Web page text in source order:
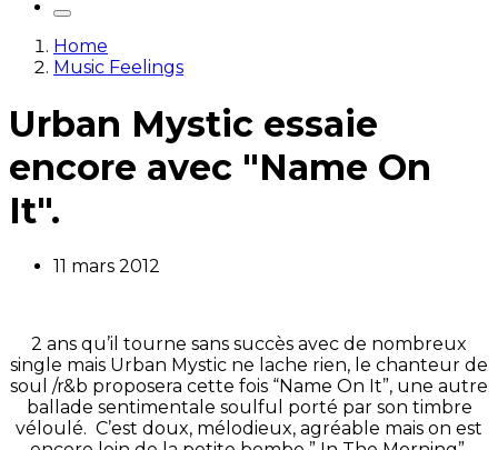
Home
Music Feelings
Urban Mystic essaie
encore avec "Name On
It".
11 mars 2012
2 ans qu’il tourne sans succès avec de nombreux
single mais Urban Mystic ne lache rien, le chanteur de
soul /r&b proposera cette fois “Name On It”, une autre
ballade sentimentale soulful porté par son timbre
véloulé. C’est doux, mélodieux, agréable mais on est